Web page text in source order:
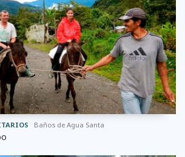
Baños de Agua Santa